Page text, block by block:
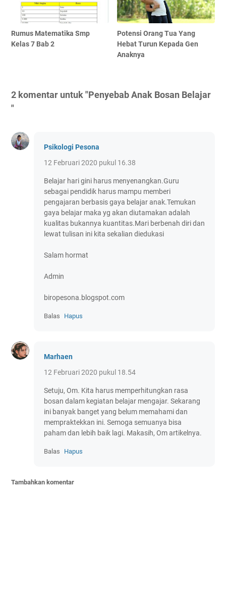
Rumus Matematika Smp
Kelas 7 Bab 2
Potensi Orang Tua Yang
Hebat Turun Kepada Gen
Anaknya
2 komentar untuk "Penyebab Anak Bosan Belajar
"
Psikologi Pesona
12 Februari 2020 pukul 16.38
Belajar hari gini harus menyenangkan.Guru
sebagai pendidik harus mampu memberi
pengajaran berbasis gaya belajar anak.Temukan
gaya belajar maka yg akan diutamakan adalah
kualitas bukannya kuantitas.Mari berbenah diri dan
lewat tulisan ini kita sekalian diedukasi
Salam hormat
Admin
biropesona.blogspot.com
Balas Hapus
Marhaen
12 Februari 2020 pukul 18.54
Setuju, Om. Kita harus memperhitungkan rasa
bosan dalam kegiatan belajar mengajar. Sekarang
ini banyak banget yang belum memahami dan
mempraktekkan ini. Semoga semuanya bisa
paham dan lebih baik lagi. Makasih, Om artikelnya.
Balas Hapus
Tambahkan komentar